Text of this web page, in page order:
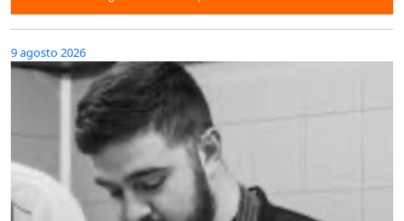
9 agosto 2026